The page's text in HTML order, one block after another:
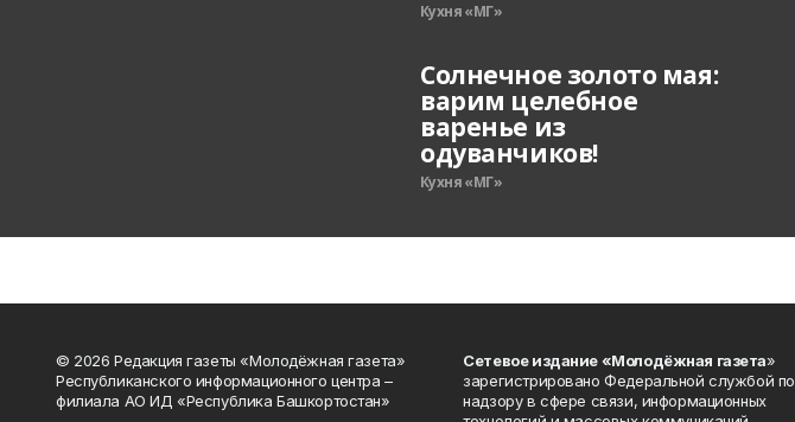
Кухня «МГ»
Солнечное золото мая:
варим целебное
варенье из
одуванчиков!
Кухня «МГ»
© 2026 Редакция газеты «Молодёжная газета»
Республиканского информационного центра –
филиала АО ИД «Республика Башкортостан»
Сетевое издание «Молодёжная газета»
зарегистрировано Федеральной службой по
надзору в сфере связи, информационных